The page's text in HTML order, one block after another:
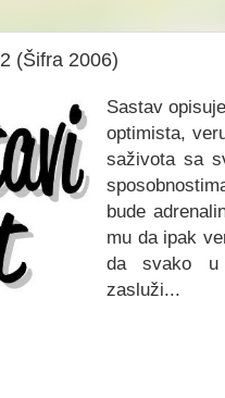
(Šifra 2006)
Sastav
optimista,
saživota sa
bude
mu da ipak
da svako u
zasluži...